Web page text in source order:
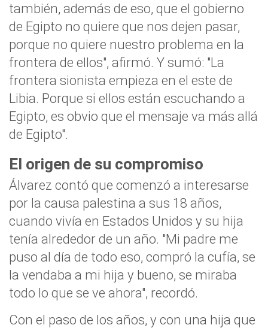
también, además de eso, que el gobierno
de Egipto no quiere que nos dejen pasar,
porque no quiere nuestro problema en la
frontera de ellos", afirmó. Y sumó: "La
frontera sionista empieza en el este de
Libia. Porque si ellos están escuchando a
Egipto, es obvio que el mensaje va más allá
de Egipto".
El origen de su compromiso
Álvarez contó que comenzó a interesarse
por la causa palestina a sus 18 años,
cuando vivía en Estados Unidos y su hija
tenía alrededor de un año. "Mi padre me
puso al día de todo eso, compró la cufía, se
la vendaba a mi hija y bueno, se miraba
todo lo que se ve ahora", recordó.
Con el paso de los años, y con una hija que